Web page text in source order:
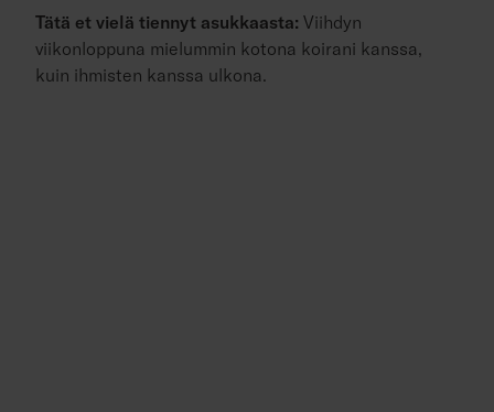
Tätä et vielä tiennyt asukkaasta: Viihdyn
viikonloppuna mielummin kotona koirani kanssa,
kuin ihmisten kanssa ulkona.